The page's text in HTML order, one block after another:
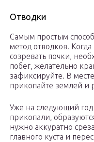
Отводки
Самым простым
метод отводков.
созревать почки,
побег, желательно
зафиксируйте. В
прикопайте землей и
Уже на следующий
прикопали,
нужно аккуратно
главного куста и